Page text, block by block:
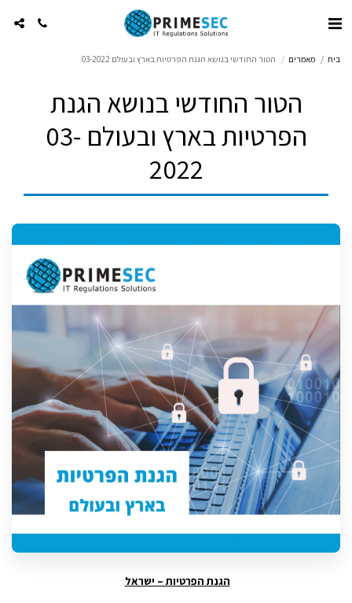
בית מאמרים הטור החודשי בנושא הגנת הפרטיות בארץ ובעולם 03-2022
הטור החודשי בנושא הגנת
הפרטיות בארץ ובעולם 03-
2022
הגנת הפרטיות – ישראל